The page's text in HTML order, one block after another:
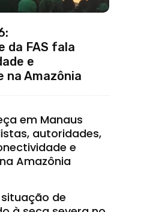
da FAS fala
e
Amazônia
em Manaus
autoridades,
e
Amazônia
de